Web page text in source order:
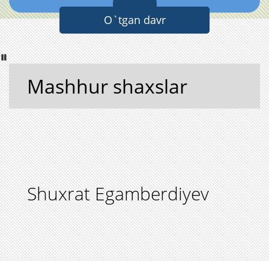
O`tgan davr
Mashhur shaxslar
Shuxrat Egamberdiyev